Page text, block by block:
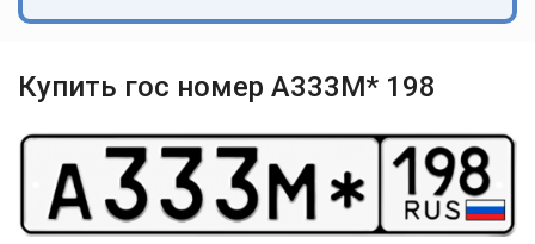
Купить гос номер А333М* 198